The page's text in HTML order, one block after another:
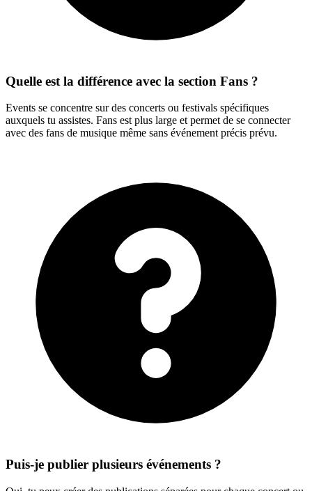
Quelle est la différence avec la section Fans ?
Events se concentre sur des concerts ou festivals spécifiques
auxquels tu assistes. Fans est plus large et permet de se connecter
avec des fans de musique même sans événement précis prévu.
Puis-je publier plusieurs événements ?